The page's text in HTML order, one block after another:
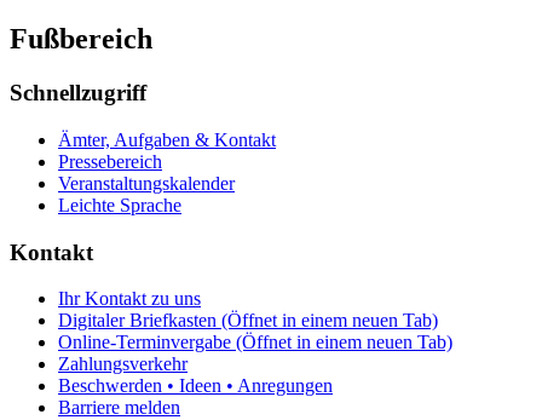
Fußbereich
Schnellzugriff
Ämter, Aufgaben & Kontakt
Pressebereich
Veranstaltungskalender
Leichte Sprache
Kontakt
Ihr Kontakt zu uns
Digitaler Briefkasten (Öffnet in einem neuen Tab)
Online-Terminvergabe (Öffnet in einem neuen Tab)
Zahlungsverkehr
Beschwerden • Ideen • Anregungen
Barriere melden